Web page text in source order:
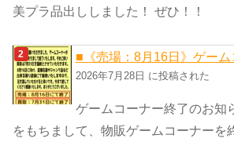
美プラ品出ししました！ ぜひ！！
■《売場：8月16日》ゲーム
2026年7月28日 に投稿された
ゲームコーナー終了のお知
をもちまして、物販ゲームコーナーを